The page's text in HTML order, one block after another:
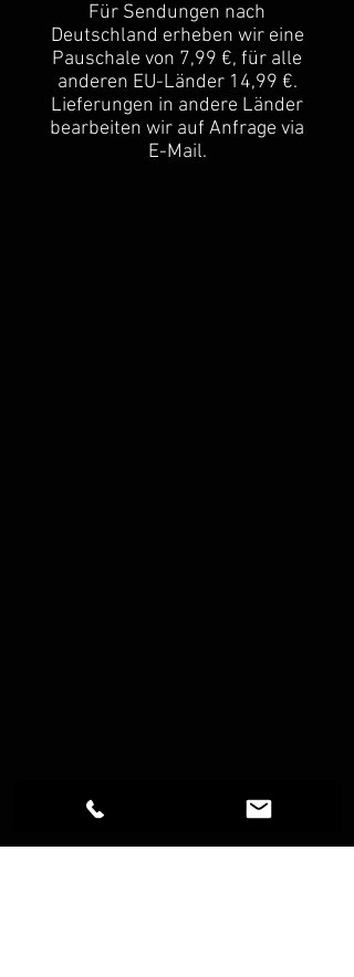
Für Sendungen nach
Deutschland erheben wir eine
Pauschale von 7,99 €, für alle
anderen EU-Länder 14,99 €.
Lieferungen in andere Länder
bearbeiten wir auf Anfrage via
E-Mail.